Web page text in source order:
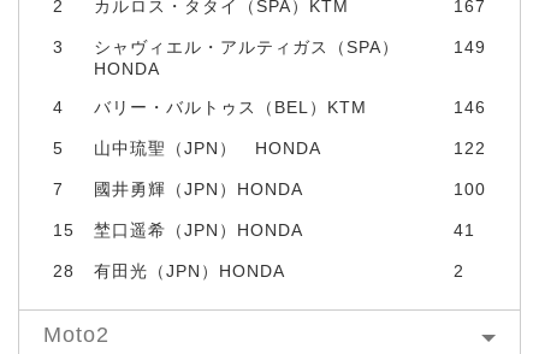
2 カルロス・タタイ（SPA）KTM 167
3
シャヴィエル・アルティガス（SPA）
HONDA
149
4 バリー・バルトゥス（BEL）KTM 146
5 山中琉聖（JPN） HONDA 122
7 國井勇輝（JPN）HONDA 100
15 埜口遥希（JPN）HONDA 41
28 有田光（JPN）HONDA 2
Moto2